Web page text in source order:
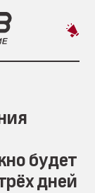
будет
дней